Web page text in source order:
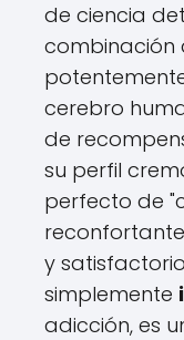
de ciencia
combinación
cerebro
de
su perfil
perfecto de
y
simplemente
adicción, es